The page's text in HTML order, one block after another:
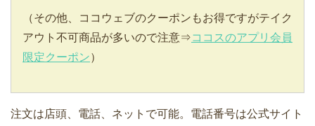
（その他、ココウェブのクーポンもお得ですがテイク
アウト不可商品が多いので注意⇒ココスのアプリ会員
限定クーポン）
注文は店頭、電話、ネットで可能。電話番号は公式サイト